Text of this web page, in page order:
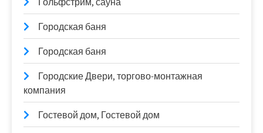
Городская баня
Городская баня
Городские Двери, торгово-монтажная
компания
Гостевой дом, Гостевой дом